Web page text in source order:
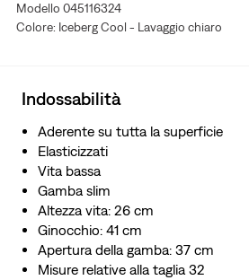
facilità di movimento ottimali
Abbiamo realizzato questo capo
Modello 045116324
Colore: Iceberg Cool - Lavaggio chiaro
Indossabilità
Aderente su tutta la superficie
Elasticizzati
Vita bassa
Gamba slim
Altezza vita: 26 cm
Ginocchio: 41 cm
Apertura della gamba: 37 cm
Misure relative alla taglia 32